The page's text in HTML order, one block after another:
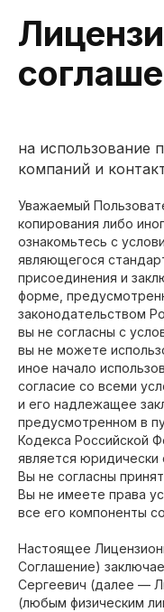
на использование
компаний и
Уважаемый
копирования либо
ознакомьтесь с
являющегося
присоединения и
форме,
законодательством
вы не согласны с
вы не можете
иное начало
согласие со всеми
и его надлежащее
предусмотренном в
Кодекса Российской
является
Вы не согласны
Вы не имеете права
все его компоненты
Настоящее
Соглашение)
Сергеевич (далее —
(любым физическим